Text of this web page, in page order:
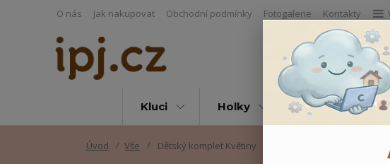
O nás Jak nakupovat Obchodní podmínky Fotogalerie Kontakty
Kluci Holky Vše
Úvod Vše Dětský komplet Květiny